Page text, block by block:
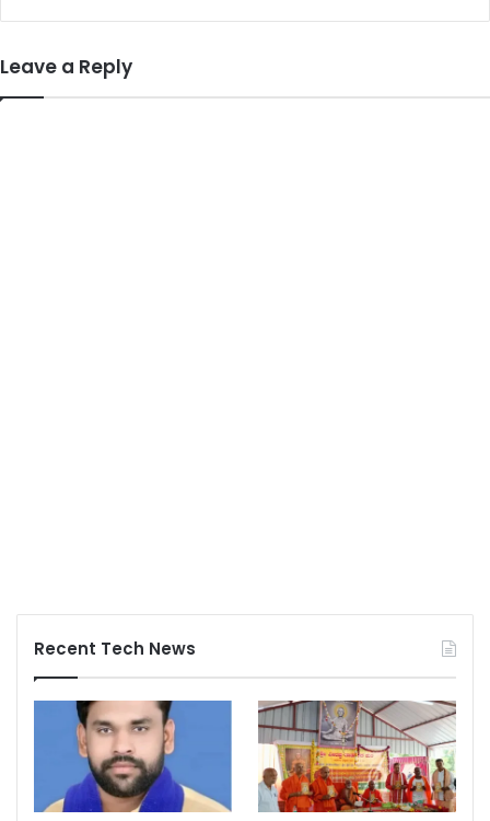
Leave a Reply
Recent Tech News